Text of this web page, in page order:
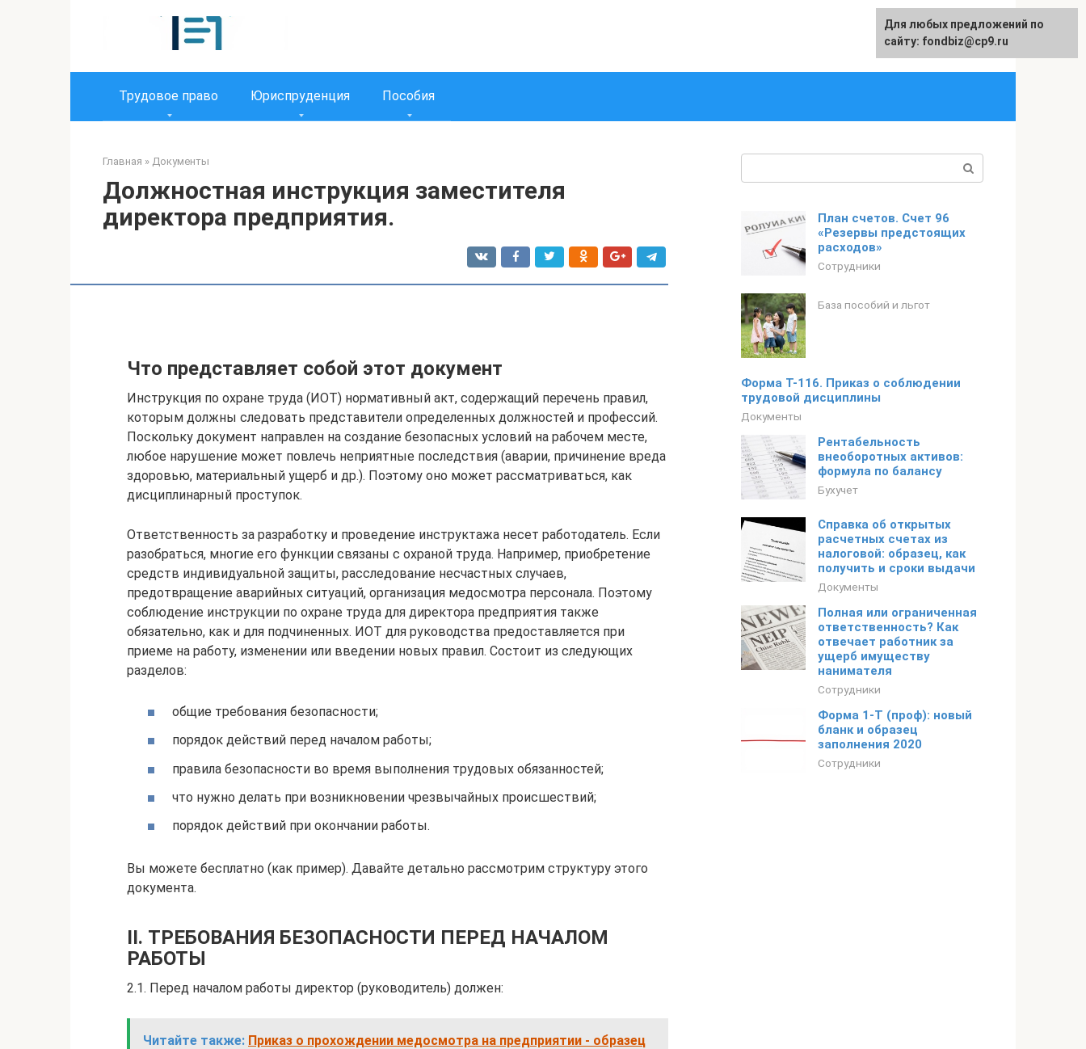
English
Трудовое право Юриспруденция Пособия
Главная » Документы
Должностная инструкция заместителя
директора предприятия.
Что представляет собой этот документ
Инструкция по охране труда (ИОТ) нормативный акт, содержащий перечень правил,
которым должны следовать представители определенных должностей и профессий.
Поскольку документ направлен на создание безопасных условий на рабочем месте,
любое нарушение может повлечь неприятные последствия (аварии, причинение вреда
здоровью, материальный ущерб и др.). Поэтому оно может рассматриваться, как
дисциплинарный проступок.
Ответственность за разработку и проведение инструктажа несет работодатель. Если
разобраться, многие его функции связаны с охраной труда. Например, приобретение
средств индивидуальной защиты, расследование несчастных случаев,
предотвращение аварийных ситуаций, организация медосмотра персонала. Поэтому
соблюдение инструкции по охране труда для директора предприятия также
обязательно, как и для подчиненных. ИОТ для руководства предоставляется при
приеме на работу, изменении или введении новых правил. Состоит из следующих
разделов:
общие требования безопасности;
порядок действий перед началом работы;
правила безопасности во время выполнения трудовых обязанностей;
что нужно делать при возникновении чрезвычайных происшествий;
порядок действий при окончании работы.
Вы можете бесплатно (как пример). Давайте детально рассмотрим структуру этого
документа.
II. ТРЕБОВАНИЯ БЕЗОПАСНОСТИ ПЕРЕД НАЧАЛОМ
РАБОТЫ
2.1. Перед началом работы директор (руководитель) должен:
Читайте также: Приказ о прохождении медосмотра на предприятии - образец
План счетов. Счет 96
«Резервы предстоящих
расходов»
Сотрудники
База пособий и льгот
Форма Т-116. Приказ о соблюдении
трудовой дисциплины
Документы
Рентабельность
внеоборотных активов:
формула по балансу
Бухучет
Справка об открытых
расчетных счетах из
налоговой: образец, как
получить и сроки выдачи
Документы
Полная или ограниченная
ответственность? Как
отвечает работник за
ущерб имуществу
нанимателя
Сотрудники
Форма 1-Т (проф): новый
бланк и образец
заполнения 2020
Сотрудники
Для любых предложений по
сайту: fondbiz@cp9.ru